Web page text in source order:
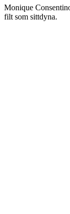
Monique
filt som sittdyna.